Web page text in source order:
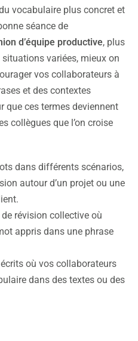
vocabulaire plus concret et
séance de
d’équipe productive, plus
variées, mieux on
vos collaborateurs à
et des contextes
que ces termes deviennent
collègues que l’on croise
dans différents scénarios,
autour d’un projet ou une
révision collective où
appris dans une phrase
où vos collaborateurs
dans des textes ou des